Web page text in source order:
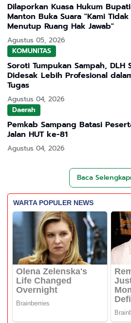
Dilaporkan Kuasa Hukum
Manton Buka Suara "Kami
Menutup Ruang Hak Jawab"
Agustus 05, 2026
KOMUNITAS
Soroti Tumpukan Sampah, DLH
Didesak Lebih Profesional
Tugas
Agustus 04, 2026
Daerah
Pemkab Sampang Batasi
Jalan HUT ke-81
Agustus 04, 2026
Baca